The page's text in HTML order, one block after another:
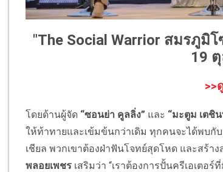
"The Social Warrior สมรภูมิ
19
>>
โดยด้านผู้จัด “ซอนย่า คูลลิ่ง” และ “มะตูม เตชิ
ให้ท้าทายและเข้มข้นกว่าเดิม ทุกคนจะได้พบกั
เชียล พวกเขาต้องฝ่าฟันโจทย์สุดโหด และสร้า
พลอยเพชร เสริมว่า “เราต้องการปั้นครีเอเตอ